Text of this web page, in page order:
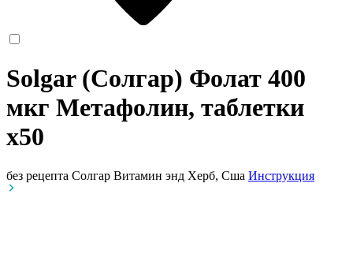
Solgar (Солгар) Фолат 400
мкг Метафолин, таблетки
x50
без рецепта Солгар Витамин энд Херб, Сша Инструкция